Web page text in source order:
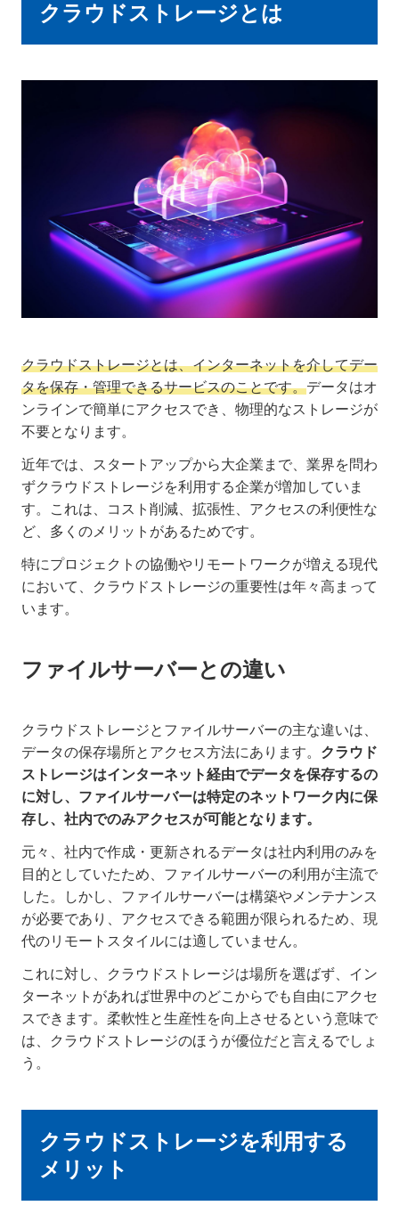
クラウドストレージとは
クラウドストレージとは、インターネットを介してデー
タを保存・管理できるサービスのことです。データはオ
ンラインで簡単にアクセスでき、物理的なストレージが
不要となります。
近年では、スタートアップから大企業まで、業界を問わ
ずクラウドストレージを利用する企業が増加していま
す。これは、コスト削減、拡張性、アクセスの利便性な
ど、多くのメリットがあるためです。
特にプロジェクトの協働やリモートワークが増える現代
において、クラウドストレージの重要性は年々高まって
います。
ファイルサーバーとの違い
クラウドストレージとファイルサーバーの主な違いは、
データの保存場所とアクセス方法にあります。 クラウド
ストレージはインターネット経由でデータを保存するの
に対し、ファイルサーバーは特定のネットワーク内に保
存し、社内でのみアクセスが可能となります。
元々、社内で作成・更新されるデータは社内利用のみを
目的としていたため、ファイルサーバーの利用が主流で
した。しかし、ファイルサーバーは構築やメンテナンス
が必要であり、アクセスできる範囲が限られるため、現
代のリモートスタイルには適していません。
これに対し、クラウドストレージは場所を選ばず、イン
ターネットがあれば世界中のどこからでも自由にアクセ
スできます。柔軟性と生産性を向上させるという意味で
は、クラウドストレージのほうが優位だと言えるでしょ
う。
クラウドストレージを利用する
メリット